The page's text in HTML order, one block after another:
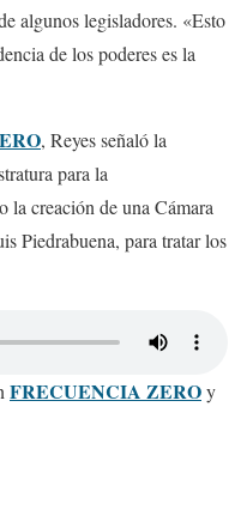
algunos legisladores. «Esto
de los poderes es la
, Reyes señaló la
para la
la creación de una Cámara
Piedrabuena, para tratar los
FRECUENCIA ZEROy